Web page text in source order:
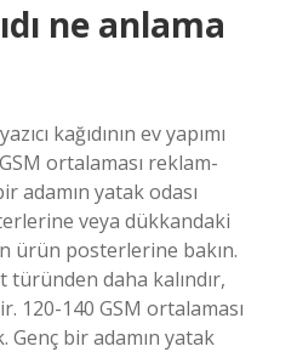
ne anlama
kağıdının ev yapımı
ortalaması reklam-
adamın yatak odası
veya dükkandaki
ürün posterlerine bakın.
türünden daha kalındır,
120-140 GSM ortalaması
Genç bir adamın yatak